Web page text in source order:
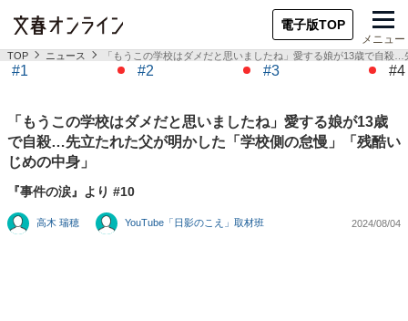
電子版TOP
メニュー
TOP ニュース 「もうこの学校はダメだと思いましたね」愛する娘が13歳で自殺
#1 #2 #3 #4
「もうこの学校はダメだと思いましたね」愛する娘が13歳
で自殺…先立たれた父が明かした「学校側の怠慢」「残酷い
じめの中身」
『事件の涙』より #10
高木 瑞穂 YouTube「日影のこえ」取材班 2024/08/04